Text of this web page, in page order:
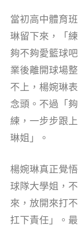
當初高中體育
琳留下來，「
夠不夠愛籃球
業後離開球場
不上，楊婉琳
念頭。不過「
練，一步步跟
琳姐」。
楊婉琳真正覺
球隊大學姐，
來，放開來打
扛下責任」。